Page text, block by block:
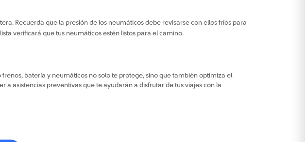
Recuerda que la presión de los neumáticos debe revisarse con ellos fríos para
verificará que tus neumáticos estén listos para el camino.
batería y neumáticos no solo te protege, sino que también optimiza el
a asistencias preventivas que te ayudarán a disfrutar de tus viajes con la